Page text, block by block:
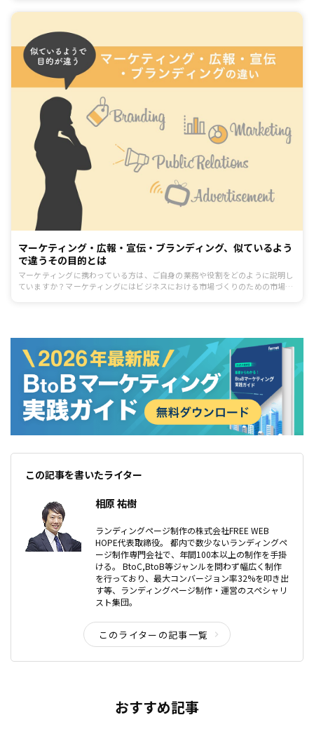
マーケティング・広報・宣伝・ブランディング、似ているよう
で違うその目的とは
マーケティングに携わっている方は、ご自身の業務や役割をどのように説明し
ていますか？マーケティングにはビジネスにおける市場づくりのための市場・
当の役割として広報（PR）や広告・宣伝、ブランディングを担っている場合も
あるため、役割としてパキっと一言で説明するのが難しい領域でもあります。
担当者でもなかなか説明が難しいこの職
この記事を書いたライター
相原 祐樹
ランディングページ制作の株式会社FREE WEB
HOPE代表取締役。 都内で数少ないランディングペ
ージ制作専門会社で、年間100本以上の制作を手掛
ける。 BtoC,BtoB等ジャンルを問わず幅広く制作
を行っており、最大コンバージョン率32%を叩き出
す等、ランディングページ制作・運営のスペシャリ
スト集団。
このライターの記事一覧
おすすめ記事